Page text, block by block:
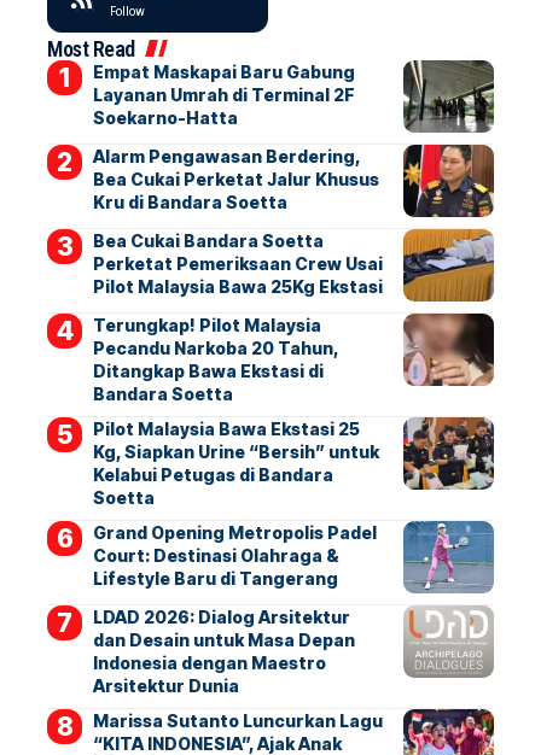
Follow
Most Read
Empat Maskapai Baru Gabung
Layanan Umrah di Terminal 2F
Soekarno-Hatta
Alarm Pengawasan Berdering,
Bea Cukai Perketat Jalur Khusus
Kru di Bandara Soetta
Bea Cukai Bandara Soetta
Perketat Pemeriksaan Crew Usai
Pilot Malaysia Bawa 25Kg Ekstasi
Terungkap! Pilot Malaysia
Pecandu Narkoba 20 Tahun,
Ditangkap Bawa Ekstasi di
Bandara Soetta
Pilot Malaysia Bawa Ekstasi 25
Kg, Siapkan Urine “Bersih” untuk
Kelabui Petugas di Bandara
Soetta
Grand Opening Metropolis Padel
Court: Destinasi Olahraga &
Lifestyle Baru di Tangerang
LDAD 2026: Dialog Arsitektur
dan Desain untuk Masa Depan
Indonesia dengan Maestro
Arsitektur Dunia
Marissa Sutanto Luncurkan Lagu
“KITA INDONESIA”, Ajak Anak